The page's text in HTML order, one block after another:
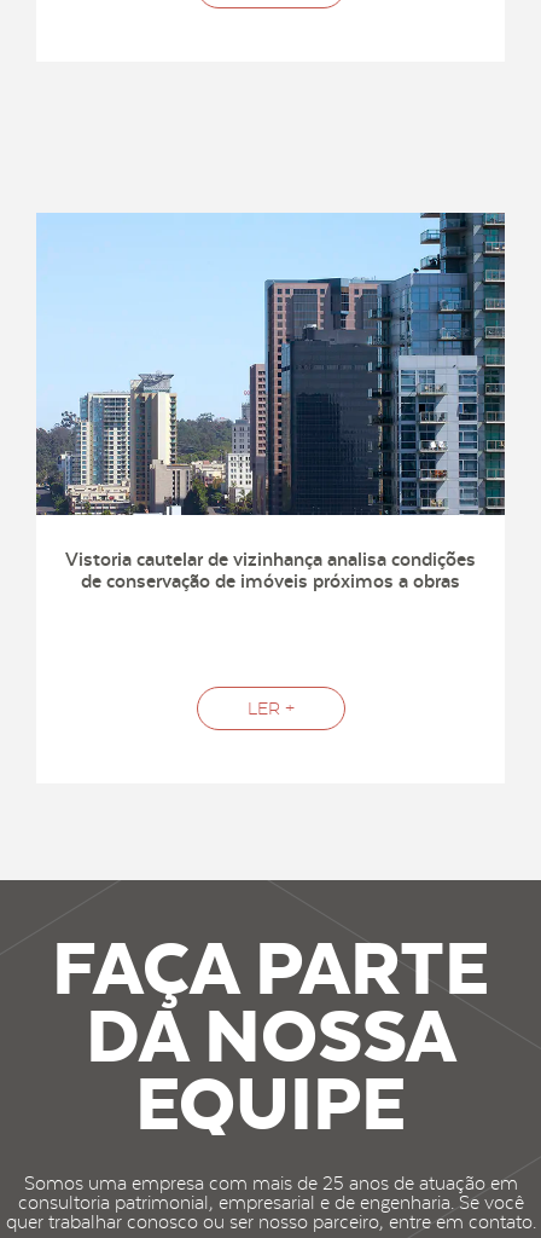
Vistoria cautelar de vizinhança analisa condições
de conservação de imóveis próximos a obras
LER +
FAÇA PARTE
DA NOSSA
EQUIPE
Somos uma empresa com mais de 25 anos de atuação em
consultoria patrimonial, empresarial e de engenharia. Se você
quer trabalhar conosco ou ser nosso parceiro, entre em contato.